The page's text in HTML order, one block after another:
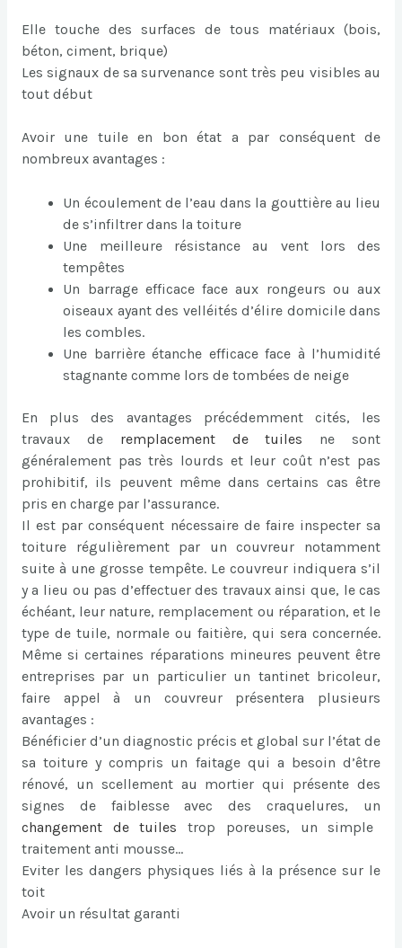
Elle touche des surfaces de tous matériaux (bois,
béton, ciment, brique)
Les signaux de sa survenance sont très peu visibles au
tout début
Avoir une tuile en bon état a par conséquent de
nombreux avantages :
Un écoulement de l’eau dans la gouttière au lieu
de s’infiltrer dans la toiture
Une meilleure résistance au vent lors des
tempêtes
Un barrage efficace face aux rongeurs ou aux
oiseaux ayant des velléités d’élire domicile dans
les combles.
Une barrière étanche efficace face à l’humidité
stagnante comme lors de tombées de neige
En plus des avantages précédemment cités, les
travaux de
remplacement de tuiles
ne sont
généralement pas très lourds et leur coût n’est pas
prohibitif, ils peuvent même dans certains cas être
pris en charge par l’assurance.
Il est par conséquent nécessaire de faire inspecter sa
toiture régulièrement par un couvreur notamment
suite à une grosse tempête. Le couvreur indiquera s’il
y a lieu ou pas d’effectuer des travaux ainsi que, le cas
échéant, leur nature, remplacement ou réparation, et le
type de tuile, normale ou faitière, qui sera concernée.
Même si certaines réparations mineures peuvent être
entreprises par un particulier un tantinet bricoleur,
faire appel à un couvreur présentera plusieurs
avantages :
Bénéficier d’un diagnostic précis et global sur l’état de
sa toiture y compris un faitage qui a besoin d’être
rénové, un scellement au mortier qui présente des
signes de faiblesse avec des craquelures, un
changement de tuiles trop poreuses, un simple
traitement anti mousse…
Eviter les dangers physiques liés à la présence sur le
toit
Avoir un résultat garanti